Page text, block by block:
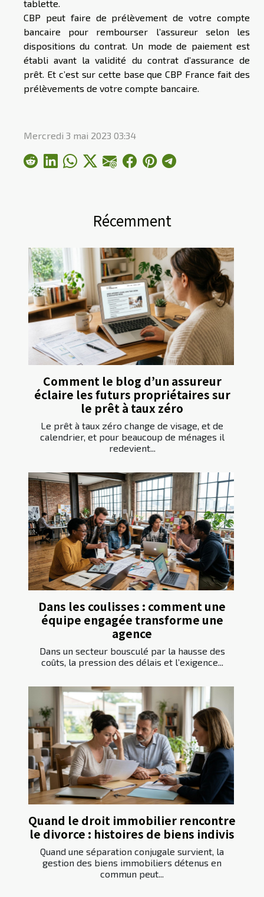
Récemment
Comment le blog d’un assureur
éclaire les futurs propriétaires sur
le prêt à taux zéro
Le prêt à taux zéro change de visage, et de
calendrier, et pour beaucoup de ménages il
redevient...
Dans les coulisses : comment une
équipe engagée transforme une
agence
Dans un secteur bousculé par la hausse des
coûts, la pression des délais et l’exigence...
Quand le droit immobilier rencontre
le divorce : histoires de biens indivis
Quand une séparation conjugale survient, la
gestion des biens immobiliers détenus en
commun peut...
tablette.
CBP peut faire de prélèvement de votre compte
bancaire pour rembourser l’assureur selon les
dispositions du contrat. Un mode de paiement est
établi avant la validité du contrat d’assurance de
prêt. Et c’est sur cette base que CBP France fait des
prélèvements de votre compte bancaire.
Mercredi 3 mai 2023 03:34